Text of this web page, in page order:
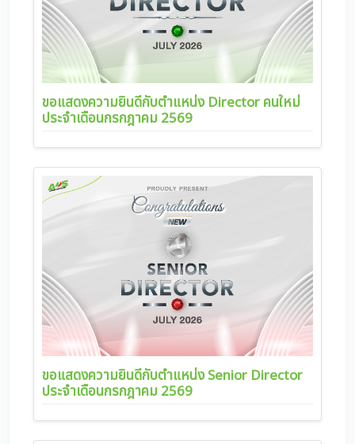
ขอแสดงความยินดีกับตำแหน่ง Director คนใหม่
ประจำเดือนกรกฎาคม 2569
ขอแสดงความยินดีกับตำแหน่ง Senior Director
ประจำเดือนกรกฎาคม 2569